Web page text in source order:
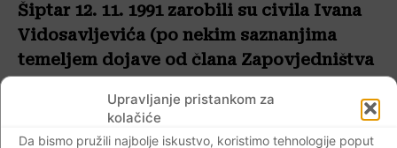
Upravljanje pristankom za
kolačiće
Da bismo pružili najbolje iskustvo, koristimo tehnologije poput
Šiptar 12. 11. 1991 zarobili su civila Ivana
Vidosavljevića (po nekim saznanjima
temeljem dojave od člana Zapovjedništva
“Srpsku Gardu“ na padine Svilaje (Bešlića
staje), omogućivši im zarobljavanje